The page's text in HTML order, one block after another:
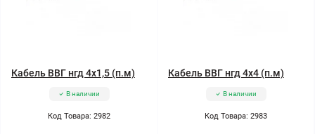
Кабель ВВГ нгд 4x1,5 (п.м)
В наличии
Код Товара: 2982
Кабель ВВГ нгд 4x4 (п.м)
В наличии
Код Товара: 2983